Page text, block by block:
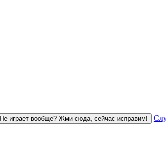
Не играет вообще? Жми сюда, сейчас исправим!